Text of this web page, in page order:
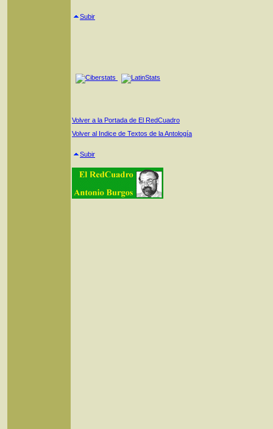
Subir
Volver a la Portada de El RedCuadro
Volver al Indice de Textos de la Antología
Subir